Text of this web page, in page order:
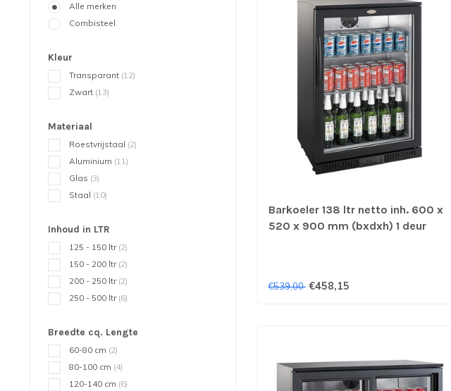
Alle merken
Combisteel
Kleur
Transparant (12)
Zwart (13)
Materiaal
Roestvrijstaal (2)
Aluminium (11)
Glas (3)
Staal (10)
Inhoud in LTR
125 - 150 ltr (2)
150 - 200 ltr (2)
200 - 250 ltr (2)
250 - 500 ltr (6)
Breedte cq. Lengte
60-80 cm (2)
80-100 cm (4)
120-140 cm (6)
Barkoeler 138 ltr netto inh. 600 x
520 x 900 mm (bxdxh) 1 deur
€539,00 €458,15